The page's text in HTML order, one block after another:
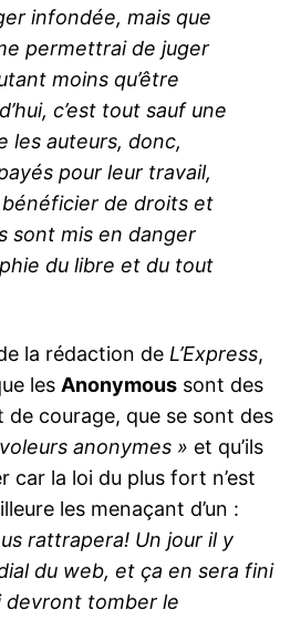
infondée, mais que
permettrai de juger
moins qu’être
c’est tout sauf une
les auteurs, donc,
pour leur travail,
bénéficier de droits et
sont mis en danger
du libre et du tout
la rédaction deL’Express,
lesAnonymous sont des
de courage, que se sont des
anonymes » et qu’ils
car la loi du plus fort n’est
les menaçant d’un :
rattrapera! Un jour il y
du web, et ça en sera fini
devront tomber le